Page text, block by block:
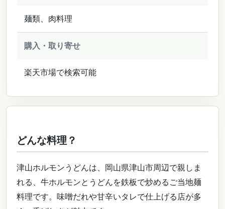
麺類、肉料理
購入・取り寄せ
楽天市場で検索可能
どんな料理？
津山ホルモンうどんは、岡山県津山市周辺で親しま
れる、牛ホルモンとうどんを鉄板で炒めるご当地麺
料理です。味噌だれや甘辛いタレで仕上げる店が多